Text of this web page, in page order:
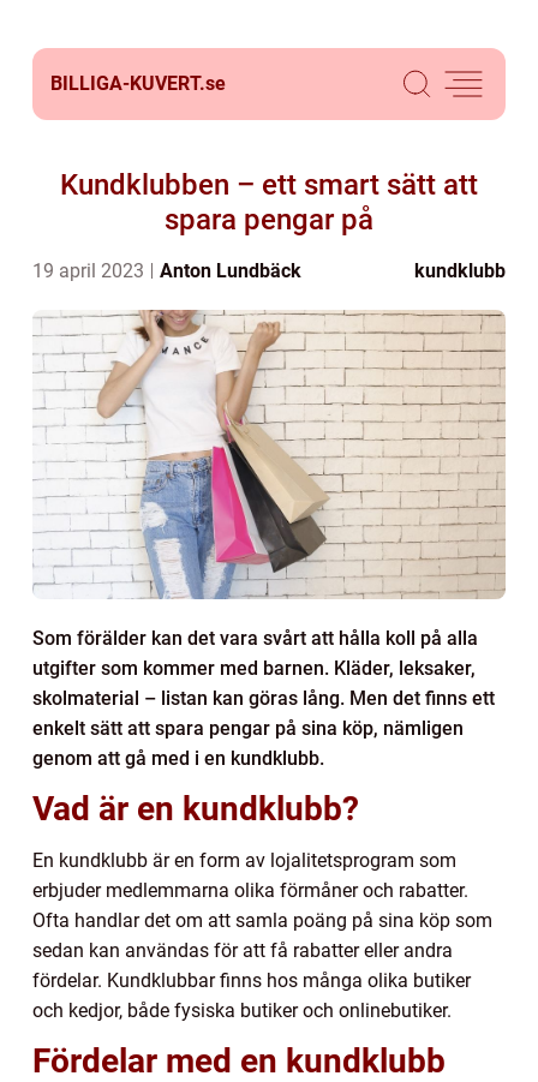
BILLIGA-KUVERT.se
Kundklubben – ett smart sätt att
spara pengar på
19 april 2023 Anton Lundbäck kundklubb
Som förälder kan det vara svårt att hålla koll på alla
utgifter som kommer med barnen. Kläder, leksaker,
skolmaterial – listan kan göras lång. Men det finns ett
enkelt sätt att spara pengar på sina köp, nämligen
genom att gå med i en kundklubb.
Vad är en kundklubb?
En kundklubb är en form av lojalitetsprogram som
erbjuder medlemmarna olika förmåner och rabatter.
Ofta handlar det om att samla poäng på sina köp som
sedan kan användas för att få rabatter eller andra
fördelar. Kundklubbar finns hos många olika butiker
och kedjor, både fysiska butiker och onlinebutiker.
Fördelar med en kundklubb